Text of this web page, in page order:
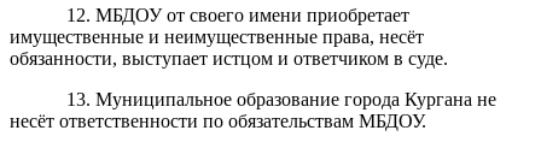
12. МБДОУ от своего имени приобретает
имущественные и неимущественные права, несёт
обязанности, выступает истцом и ответчиком в суде.
13. Муниципальное образование города Кургана не
несёт ответственности по обязательствам МБДОУ.